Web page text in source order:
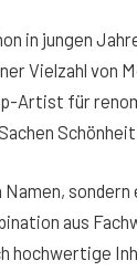
in jungen
Vielzahl von
Artist für
Namen,
aus
hochwertige